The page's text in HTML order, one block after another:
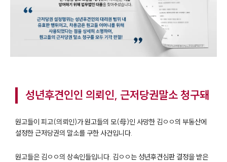
성년후견인인 의뢰인, 근저당권말소 청구돼
원고들이 피고(의뢰인)가 원고들의 모(母)인 사망한 김ㅇㅇ의 부동산에
설정한 근저당권의 말소를 구한 사건입니다.
원고들은 김ㅇㅇ의 상속인들입니다. 김ㅇㅇ는 성년후견심판 결정을 받은